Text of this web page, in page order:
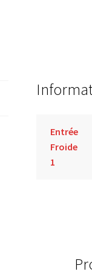
Entrée
Froide
1